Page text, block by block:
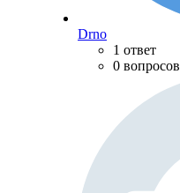
Drno
1 ответ
0 вопросов